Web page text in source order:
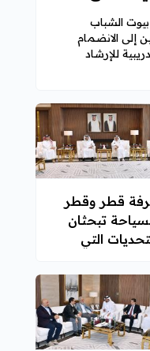
الشباب
إلى الانضمام
للإرشاد
قطر وقطر
تبحثان
التي
الخاص